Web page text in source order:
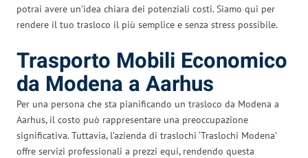
potrai avere un’idea chiara dei potenziali costi. Siamo qui per
rendere il tuo trasloco il più semplice e senza stress possibile.
Trasporto Mobili Economico
da Modena a Aarhus
Per una persona che sta pianificando un trasloco da Modena a
Aarhus, il costo può rappresentare una preoccupazione
significativa. Tuttavia, l’azienda di traslochi ‘Traslochi Modena’
offre servizi professionali a prezzi equi, rendendo questa